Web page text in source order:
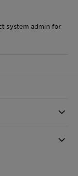
system admin for